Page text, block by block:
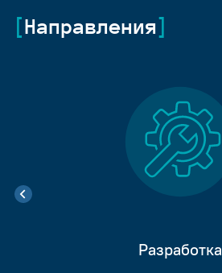
Направления
Разработка